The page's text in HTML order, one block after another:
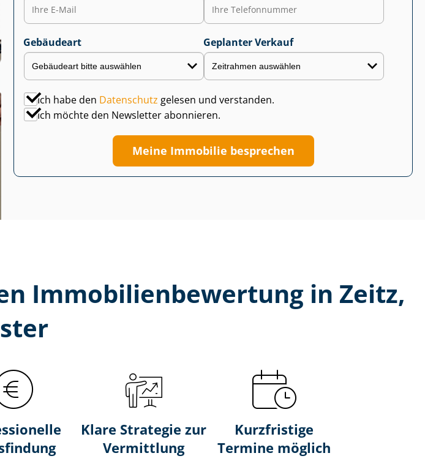
Gebäudeart Geplanter Verkauf
Ich habe den Datenschutz gelesen und verstanden.
Ich möchte den Newsletter abonnieren.
Meine Immobilie besprechen
Im­mo­bi­li­en­be­wer­tung in Zeitz,
Klare Strategie zur
Vermittlung
Kurzfristige
Termine möglich